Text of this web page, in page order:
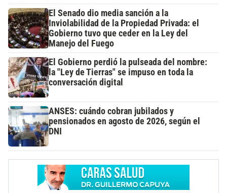
El Senado dio media sanción a la
Inviolabilidad de la Propiedad Privada: el
Gobierno tuvo que ceder en la Ley del
Manejo del Fuego
El Gobierno perdió la pulseada del nombre:
la "Ley de Tierras" se impuso en toda la
conversación digital
ANSES: cuándo cobran jubilados y
pensionados en agosto de 2026, según el
DNI